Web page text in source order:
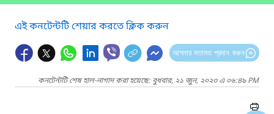
এই কনটেন্টটি শেয়ার করতে ক্লিক করুন
আপনার মতামত প্রদান করুন
কনটেন্টটি শেষ হাল-নাগাদ করা হয়েছে: বুধবার, ২১ জুন, ২০২৩ এ ০৬:৪৯ PM